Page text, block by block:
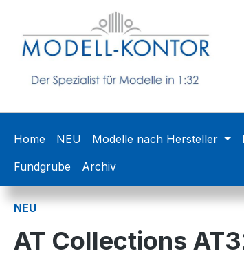
Hauptinhalt springen
Zur Suche springen
Zur Hauptnavigation springen
Home NEU Modelle nach Hersteller
Fundgrube
Archiv
NEU
AT Collections